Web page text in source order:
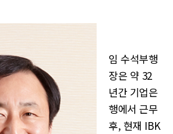
임 수석부행
장은 약 32
년간 기업은
행에서 근무
후, 현재 IBK